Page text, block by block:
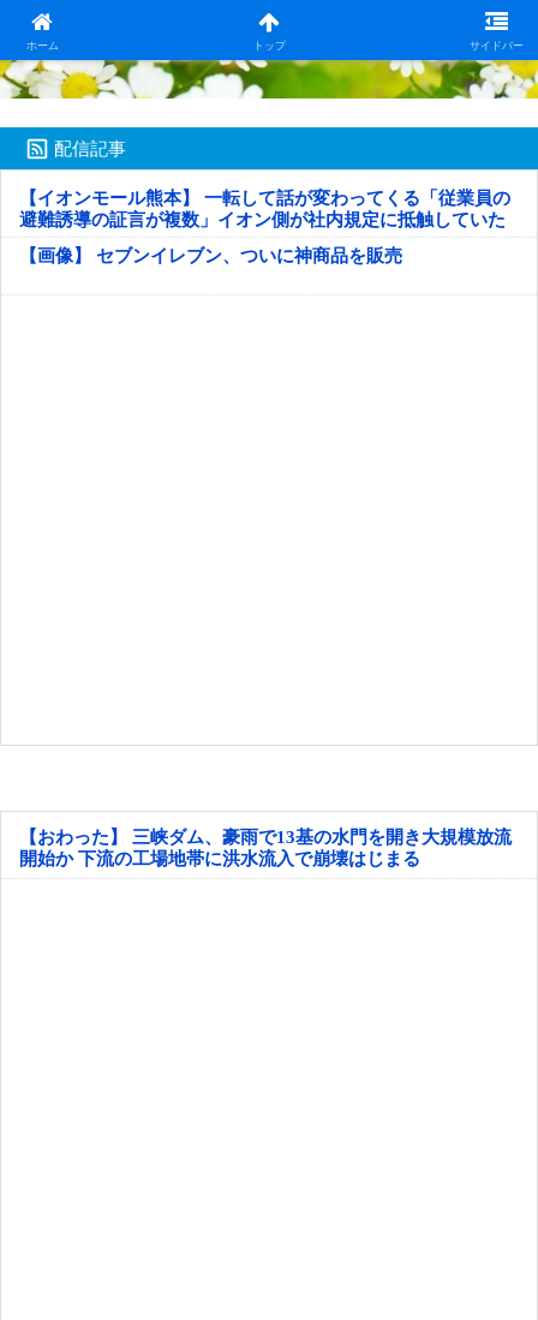
ホーム トップ サイドバー
日本第一！ニュース録
配信記事
【イオンモール熊本】 一転して話が変わってくる「従業員の
避難誘導の証言が複数」イオン側が社内規定に抵触していた
疑い
【画像】 セブンイレブン、ついに神商品を販売
【おわった】 三峡ダム、豪雨で13基の水門を開き大規模放流
開始か 下流の工場地帯に洪水流入で崩壊はじまる